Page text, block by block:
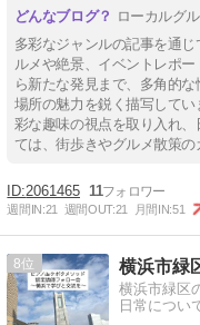
ローカルグ
多彩なジャンルの記事を通
ルメや絶景、イベントレポ
ら新たな発見まで、多角的
場所の魅力を鋭く描写して
彩な趣味の視点を取り入れ
ては、街歩きやグルメ散策の
2061465 11
週間IN:21 週間OUT:21 月間IN:51
8 横浜市緑
横浜市緑区
日常につい